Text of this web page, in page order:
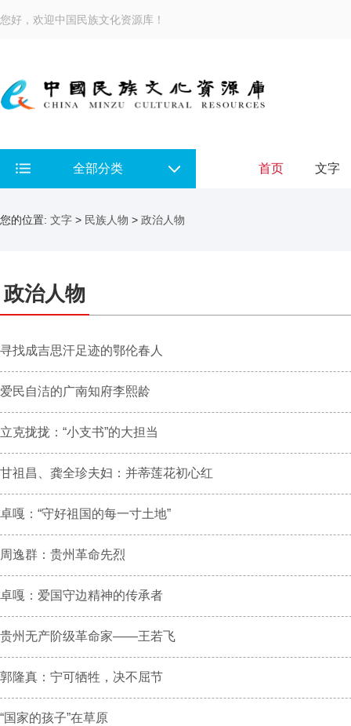
您好，欢迎中国民族文化资源库！
全部分类 首页 文字
您的位置: 文字 > 民族人物 > 政治人物
政治人物
寻找成吉思汗足迹的鄂伦春人
爱民自洁的广南知府李熙龄
立克拢拢：“小支书”的大担当
甘祖昌、龚全珍夫妇：并蒂莲花初心红
卓嘎：“守好祖国的每一寸土地”
周逸群：贵州革命先烈
卓嘎：爱国守边精神的传承者
贵州无产阶级革命家——王若飞
郭隆真：宁可牺牲，决不屈节
“国家的孩子”在草原